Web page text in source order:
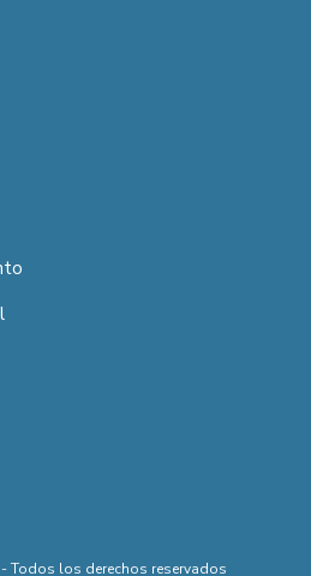
Todos los derechos reservados